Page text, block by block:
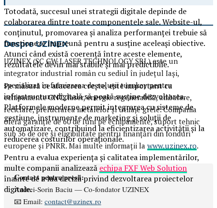
Despre UZINEX
UZINEX (SC GW LASER TECHNOLOGY SRL) este un
integrator industrial român cu sediul în județul Iași,
specializat în furnizarea de soluții turnkey pentru
echipamente CNC, laser, energie regenerabilă, ambalare,
reciclare, prelucrarea metalelor și utilaje grele. Compania
oferă garanție de 60 de luni pe echipamente, suport tehnic
sub 36 de ore și eligibilitate pentru finanțări din fonduri
europene și PNRR. Mai multe informații la www.uzinex.ro.
Contact pentru presă:
Andrei-Sorin Baciu — Co-fondator UZINEX
📧 Email: contact@uzinex.ro
Totodată, succesul unei strategii digitale depinde de
colaborarea dintre toate componentele sale. Website-ul,
conținutul, promovarea și analiza performanței trebuie să
funcționeze împreună pentru a susține aceleași obiective.
Atunci când există coerență între aceste elemente,
rezultatele devin mai stabile și mai predictibile.
Pe măsură ce afacerea crește, este important ca
infrastructura digitală să poată susține dezvoltarea.
Platformele moderne permit integrarea cu sisteme de
gestiune, instrumente de marketing și soluții de
automatizare, contribuind la eficientizarea activității și la
reducerea costurilor operaționale.
Pentru a evalua experiența și calitatea implementărilor,
multe companii analizează echipa FXF Web Solution
înainte de a lua decizii privind dezvoltarea proiectelor
digitale.